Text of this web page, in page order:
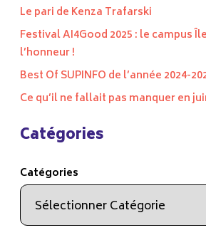
Le pari de Kenza Trafarski
Festival AI4Good 2025 : le campus
l’honneur !
Best Of SUPINFO de l’année 2024-
Ce qu’il ne fallait pas manquer en
Catégories
Catégories